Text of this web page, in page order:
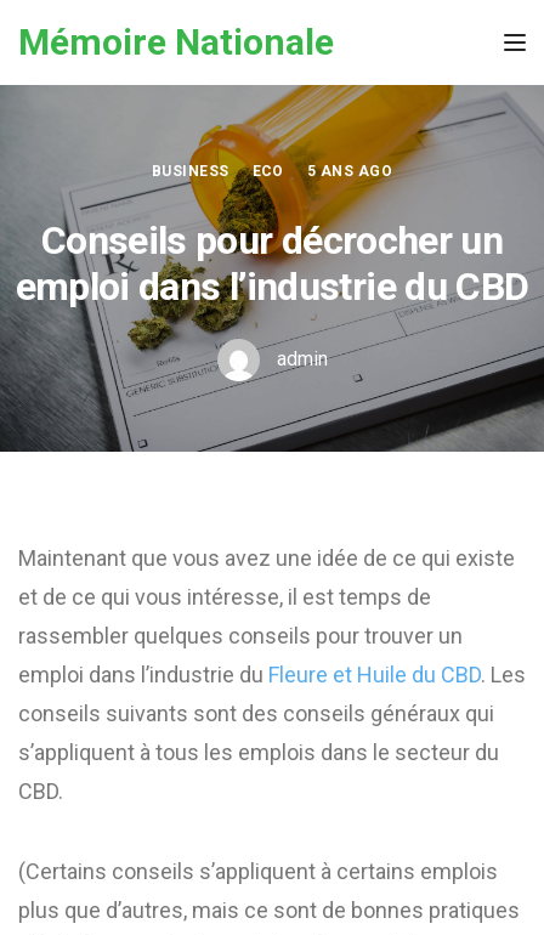
Mémoire Nationale
BUSINESS ECO 5 ANS AGO
Conseils pour décrocher un
emploi dans l’industrie du CBD
admin
Maintenant que vous avez une idée de ce qui existe
et de ce qui vous intéresse, il est temps de
rassembler quelques conseils pour trouver un
emploi dans l’industrie du Fleure et Huile du CBD. Les
conseils suivants sont des conseils généraux qui
s’appliquent à tous les emplois dans le secteur du
CBD.
(Certains conseils s’appliquent à certains emplois
plus que d’autres, mais ce sont de bonnes pratiques